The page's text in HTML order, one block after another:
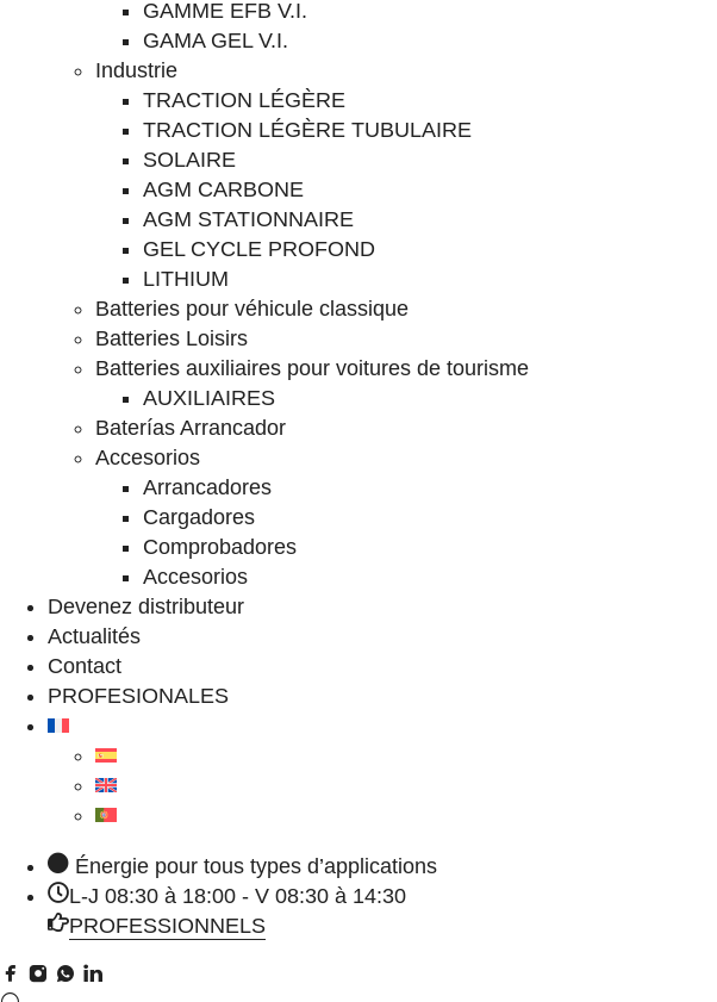
GAMME EFB V.I.
GAMA GEL V.I.
Industrie
TRACTION LÉGÈRE
TRACTION LÉGÈRE TUBULAIRE
SOLAIRE
AGM CARBONE
AGM STATIONNAIRE
GEL CYCLE PROFOND
LITHIUM
Batteries pour véhicule classique
Batteries Loisirs
Batteries auxiliaires pour voitures de tourisme
AUXILIAIRES
Baterías Arrancador
Accesorios
Arrancadores
Cargadores
Comprobadores
Accesorios
Devenez distributeur
Actualités
Contact
PROFESIONALES
Énergie pour tous types d’applications
L-J 08:30 à 18:00 - V 08:30 à 14:30
PROFESSIONNELS